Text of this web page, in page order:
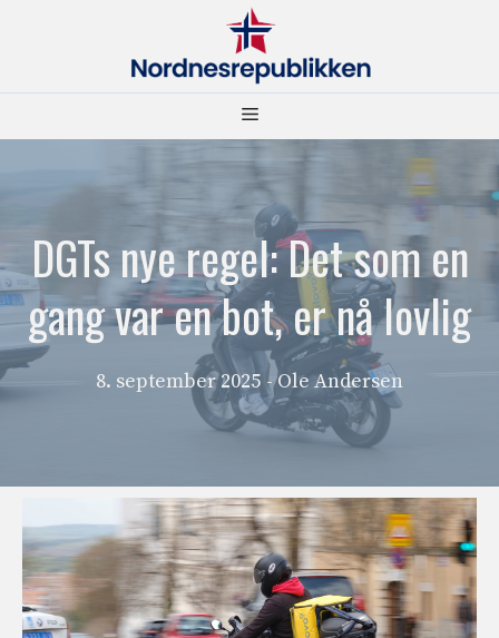
Meny
DGTs nye regel: Det som en
gang var en bot, er nå lovlig
8. september 2025 - Ole Andersen